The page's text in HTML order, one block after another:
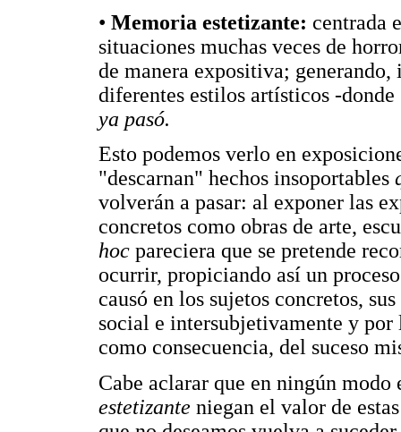
• Memoria estetizante: centrada
situaciones muchas veces de
de manera expositiva;
diferentes estilos artísticos -
ya pasó.
Esto podemos verlo en
"descarnan" hechos insoportables
volverán a pasar: al exponer las
concretos como obras de arte,
hoc pareciera que se pretende
ocurrir, propiciando así un
causó en los sujetos concretos,
social e intersubjetivamente y
como consecuencia, del suceso
Cabe aclarar que en ningún
estetizante niegan el valor de